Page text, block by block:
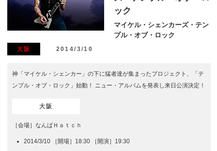
ック
マイケル・シェンカーズ・テン
プル・オブ・ロック
大阪 2014/3/10
神「マイケル・シェンカー」の下に猛者達が集まったプロジェクト、「テ
ンプル・オブ・ロック」始動！ ニュー・アルバムを発表し来日公演決定！
大阪
［会場］なんばＨａｔｃｈ
2014/3/10 ［開場］18:30 ［開演］19:30